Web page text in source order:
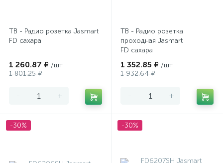
ТВ - Радио розетка Jasmart
FD сахара
1 260.87 ₽ /шт
1 801.25 ₽
- +
ТВ - Радио розетка
проходная Jasmart
FD сахара
1 352.85 ₽ /шт
1 932.64 ₽
- +
-30% -30%